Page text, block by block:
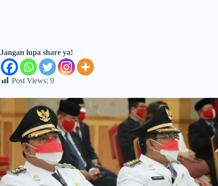
Jangan lupa share ya!
Post Views: 9